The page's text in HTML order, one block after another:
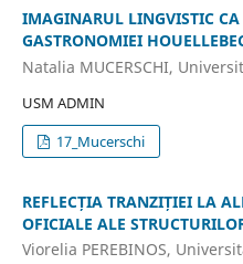
IMAGINARUL LINGVISTIC
GASTRONOMIEI
Natalia MUCERSCHI,
USM ADMIN
17_Mucerschi
REFLECȚIA TRANZIȚIEI LA
OFICIALE ALE
Viorelia PEREBINOS,